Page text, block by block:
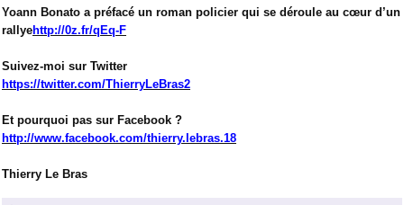
Yoann Bonato a préfacé un roman policier qui se déroule au cœur d’un
rallyehttp://0z.fr/qEq-F
Suivez-moi sur Twitter
https://twitter.com/ThierryLeBras2
Et pourquoi pas sur Facebook ?
http://www.facebook.com/thierry.lebras.18
Thierry Le Bras